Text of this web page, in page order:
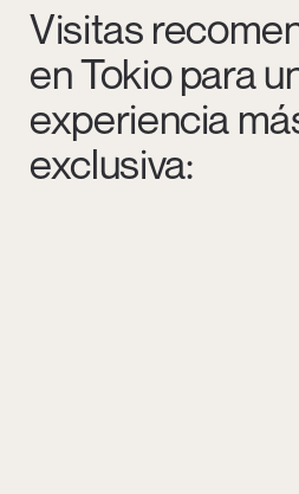
Visitas
en Tokio para
experiencia
exclusiva: